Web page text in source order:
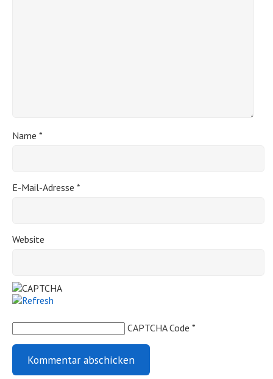
Name *
E-Mail-Adresse *
Website
CAPTCHA Code *